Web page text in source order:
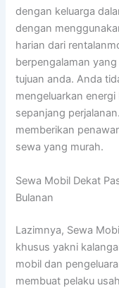
dengan keluarga
dengan
harian dari
berpengalaman
tujuan anda. Anda
mengeluarkan
sepanjang
memberikan
sewa yang murah.
Sewa Mobil Dekat
Bulanan
Lazimnya, Sewa
khusus yakni
mobil dan
membuat pelaku